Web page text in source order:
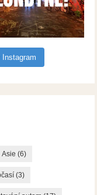
Instagram
Asie (6)
(3)